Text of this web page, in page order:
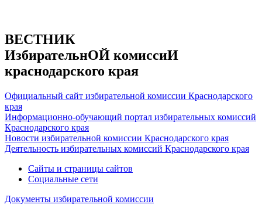
ВЕСТНИК
ИзбирательнОЙ комиссиИ
краснодарского края
Официальный сайт избирательной комиссии Краснодарского
края
Информационно-обучающий портал избирательных комиссий
Краснодарского края
Новости избирательной комиссии Краснодарского края
Деятельность избирательных комиссий Краснодарского края
Сайты и страницы сайтов
Социальные сети
Документы избирательной комиссии